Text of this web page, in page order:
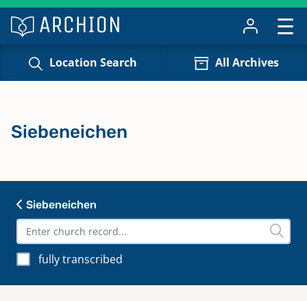
Location Search All Archives
Siebeneichen
fully transcribed
Siebeneichen